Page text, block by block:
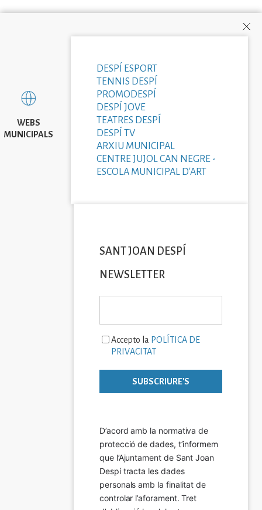
WEBS
MUNICIPALS
DESPÍ ESPORT
TENNIS DESPÍ
PROMODESPÍ
DESPÍ JOVE
TEATRES DESPÍ
DESPÍ TV
ARXIU MUNICIPAL
CENTRE JUJOL CAN NEGRE -
ESCOLA MUNICIPAL D'ART
SANT JOAN DESPÍ
NEWSLETTER
Accepto la POLÍTICA DE
PRIVACITAT
D’acord amb la normativa de
protecció de dades, t’informem
que l’Ajuntament de Sant Joan
Despí tracta les dades
personals amb la finalitat de
controlar l’aforament. Tret